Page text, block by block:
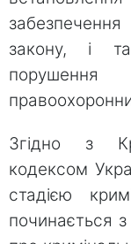
закону, і
Згідно з
кодексом
стадією
починається